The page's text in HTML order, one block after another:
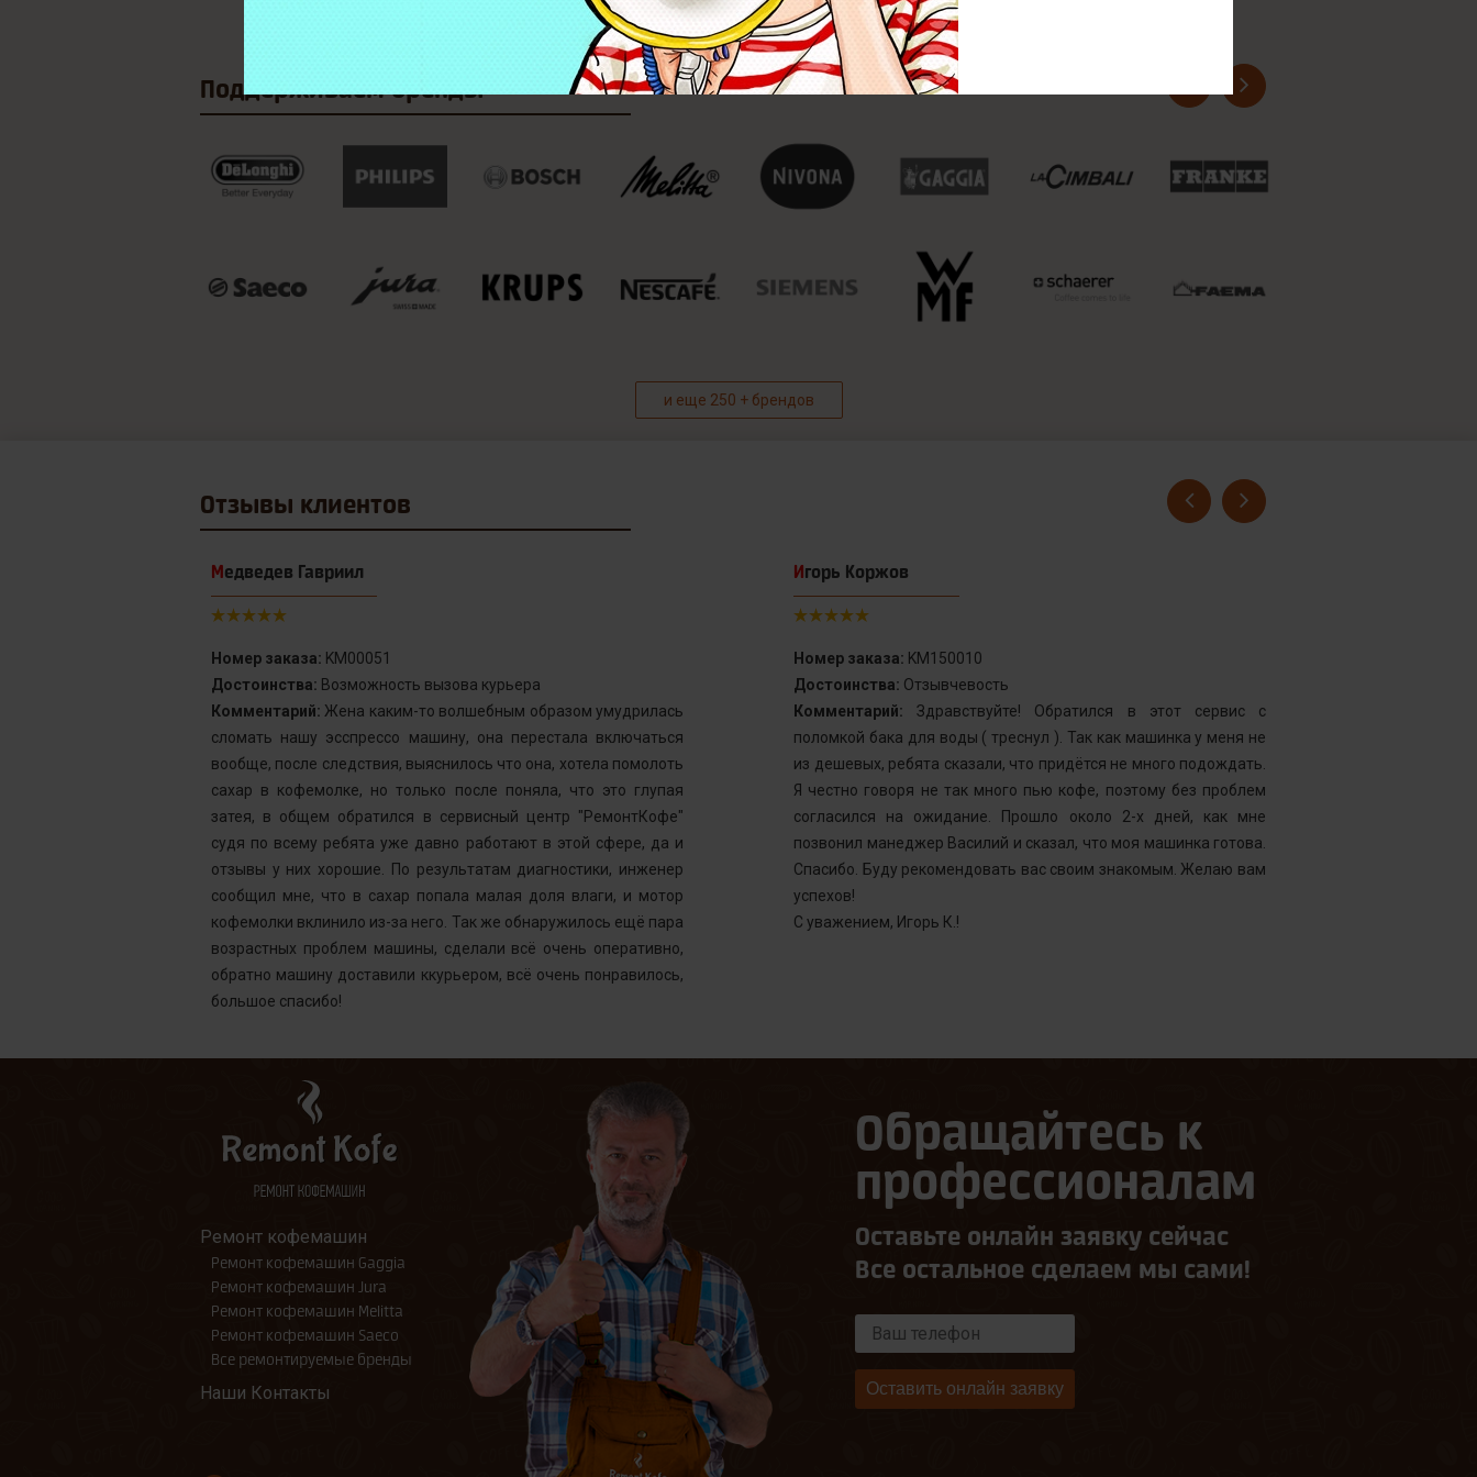
Поддерживаембренды
и еще 250 + брендов
Отзывы клиентов
Медведев Гавриил
Номер заказа: KM00051
Достоинства: Возможность вызова курьера
Комментарий: Жена каким-то волшебным образом умудрилась
сломать нашу эсспрессо машину, она перестала включаться
вообще, после следствия, выяснилось что она, хотела помолоть
сахар в кофемолке, но только после поняла, что это глупая
затея, в общем обратился в сервисный центр "РемонтКофе"
судя по всему ребята уже давно работают в этой сфере, да и
отзывы у них хорошие. По результатам диагностики, инженер
сообщил мне, что в сахар попала малая доля влаги, и мотор
кофемолки вклинило из-за него. Так же обнаружилось ещё пара
возрастных проблем машины, сделали всё очень оперативно,
обратно машину доставили ккурьером, всё очень понравилось,
большое спасибо!
Игорь Коржов
Номер заказа: KM150010
Достоинства: Отзывчевость
Комментарий: Здравствуйте! Обратился в этот сервис с
поломкой бака для воды ( треснул ). Так как машинка у меня не
из дешевых, ребята сказали, что придётся не много подождать.
Я честно говоря не так много пью кофе, поэтому без проблем
согласился на ожидание. Прошло около 2-х дней, как мне
позвонил манеджер Василий и сказал, что моя машинка готова.
Спасибо. Буду рекомендовать вас своим знакомым. Желаю вам
успехов!
С уважением, Игорь К.!
Обращайтесь к
профессионалам
Оставьте онлайн заявку сейчас
Все остальное сделаем мы сами!
Оставить онлайн заявку
Ремонт кофемашин
Ремонт кофемашин Gaggia
Ремонт кофемашин Jura
Ремонт кофемашин Melitta
Ремонт кофемашин Saeco
Все ремонтируемые бренды
Наши Контакты